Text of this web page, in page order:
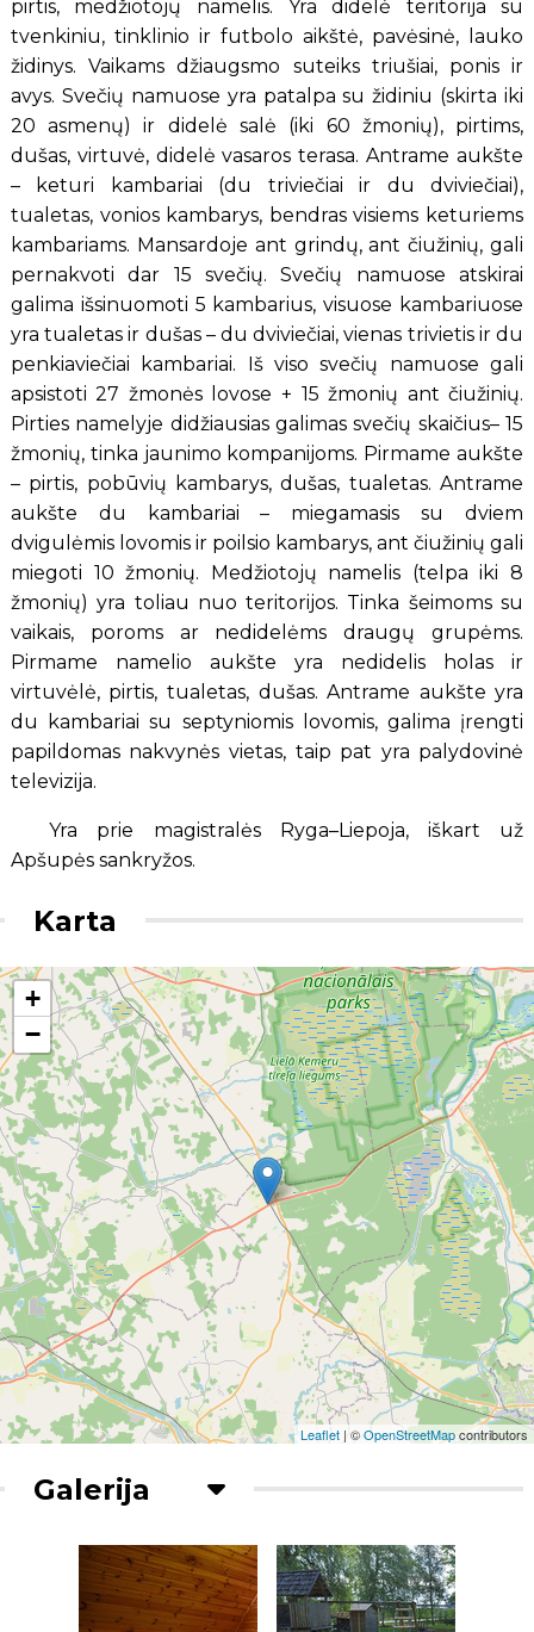
pirtis, medžiotojų namelis. Yra didelė teritorija su
tvenkiniu, tinklinio ir futbolo aikštė, pavėsinė, lauko
židinys. Vaikams džiaugsmo suteiks triušiai, ponis ir
avys. Svečių namuose yra patalpa su židiniu (skirta iki
20 asmenų) ir didelė salė (iki 60 žmonių), pirtims,
dušas, virtuvė, didelė vasaros terasa. Antrame aukšte
– keturi kambariai (du triviečiai ir du dviviečiai),
tualetas, vonios kambarys, bendras visiems keturiems
kambariams. Mansardoje ant grindų, ant čiužinių, gali
pernakvoti dar 15 svečių. Svečių namuose atskirai
galima išsinuomoti 5 kambarius, visuose kambariuose
yra tualetas ir dušas – du dviviečiai, vienas trivietis ir du
penkiaviečiai kambariai. Iš viso svečių namuose gali
apsistoti 27 žmonės lovose + 15 žmonių ant čiužinių.
Pirties namelyje didžiausias galimas svečių skaičius– 15
žmonių, tinka jaunimo kompanijoms. Pirmame aukšte
– pirtis, pobūvių kambarys, dušas, tualetas. Antrame
aukšte du kambariai – miegamasis su dviem
dvigulėmis lovomis ir poilsio kambarys, ant čiužinių gali
miegoti 10 žmonių. Medžiotojų namelis (telpa iki 8
žmonių) yra toliau nuo teritorijos. Tinka šeimoms su
vaikais, poroms ar nedidelėms draugų grupėms.
Pirmame namelio aukšte yra nedidelis holas ir
virtuvėlė, pirtis, tualetas, dušas. Antrame aukšte yra
du kambariai su septyniomis lovomis, galima įrengti
papildomas nakvynės vietas, taip pat yra palydovinė
televizija.
Yra prie magistralės Ryga–Liepoja, iškart už
Apšupės sankryžos.
Karta
+
−
Leaflet | ©OpenStreetMapcontributors
Galerija